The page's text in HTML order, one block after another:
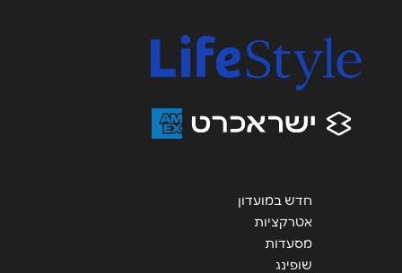
נושא
אנא חזרו אלי בקשר ל...
חדש במועדון
אטרקציות
מסעדות
שופינג